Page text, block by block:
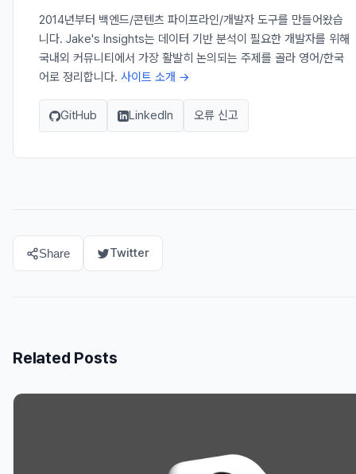
2014년부터 백엔드/콘텐츠 파이프라인/개발자 도구를 만들어왔습
니다. Jake's Insights는 데이터 기반 분석이 필요한 개발자를 위해
국내외 커뮤니티에서 가장 활발히 논의되는 주제를 골라 영어/한국
어로 정리합니다. 사이트 소개 →
GitHub LinkedIn 오류 신고
Share Twitter
Related Posts